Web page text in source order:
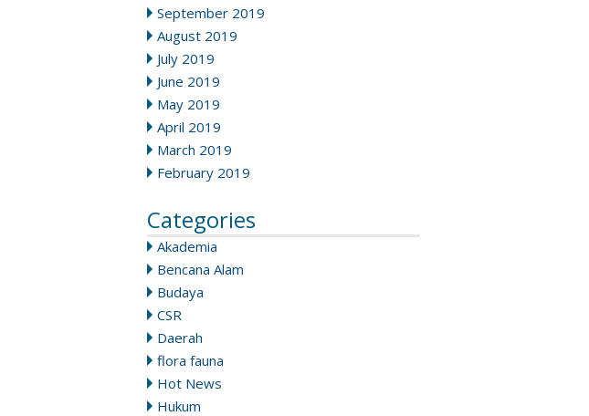
September 2019
August 2019
July 2019
June 2019
May 2019
April 2019
March 2019
February 2019
Categories
Akademia
Bencana Alam
Budaya
CSR
Daerah
flora fauna
Hot News
Hukum